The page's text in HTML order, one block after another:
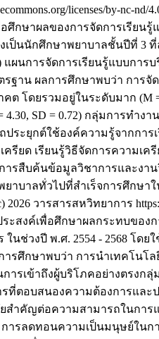
licenses/by-nc-nd/
กษาผลของการจัดการเรียน
นนักศึกษาพยาบาลชั้นปีที่ 3
ผนการจัดการเรียนรู้แบบกา
าน ผลการศึกษาพบว่า การจั
ดยรวมอยู่ในระดับมาก (M
SD = 0.72) กลุ่มการทำ
ระยุกต์ใช้องค์ความรู้จากกา
ด เรียนรู้วิธีจัดการความเค
รสืบค้นข้อมูลวิชาการและงา
าบาลทั่วไปที่สำเร็จการศึกษ
วารสารสหวิทยาการ https://
ะสงค์เพื่อศึกษาผลกระทบขอ
งปี พ.ศ. 2554 - 2568 โดยใ
ารศึกษาพบว่า การนำเทคโ
เข้าถึงผู้บริโภคอย่างตรงก
ตอบสนองความต้องการแล
คัญต่อความสามารถในการ
รลดทอนความเป็นมนุษย์ในก